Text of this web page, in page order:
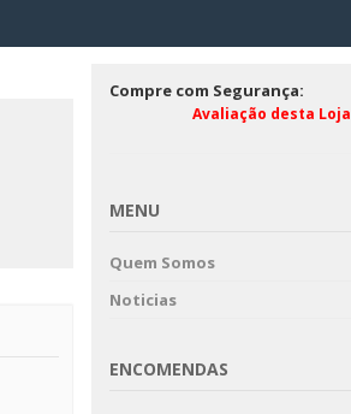
Compre com Segurança:
Avaliação desta Loja
MENU
Quem Somos
Noticias
ENCOMENDAS